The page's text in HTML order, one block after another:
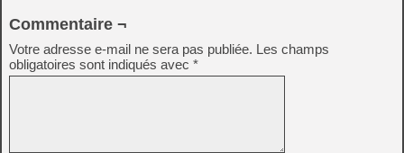
Commentaire ¬
Votre adresse e-mail ne sera pas publiée. Les champs
obligatoires sont indiqués avec *